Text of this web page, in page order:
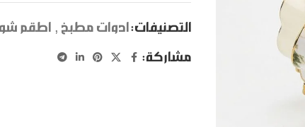
التصنيفات: ادوات مطبخ , اطقم
مشاركة: